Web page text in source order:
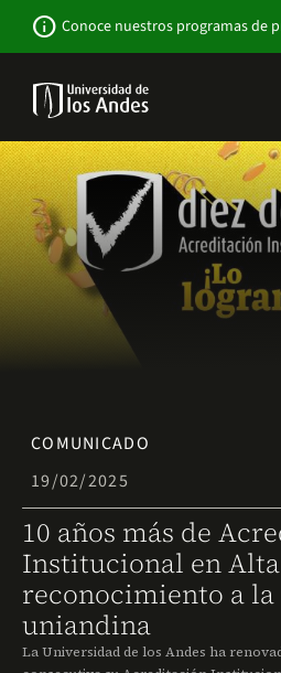
contenido
info Conoce nuestros programas de
Navbar
-
Sitio
Institucional
COMUNICADO
19/02/2025
10 años más de
Institucional en
reconocimiento a
uniandina
La Universidad de los Andes ha